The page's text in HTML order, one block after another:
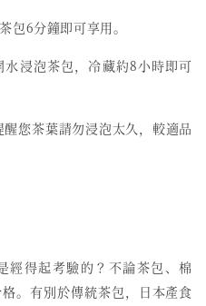
6分鐘即可享用。
浸泡茶包，冷藏約8小時即可
您茶葉請勿浸泡太久，較適品
經得起考驗的？不論茶包、棉
。有別於傳統茶包，日本產食